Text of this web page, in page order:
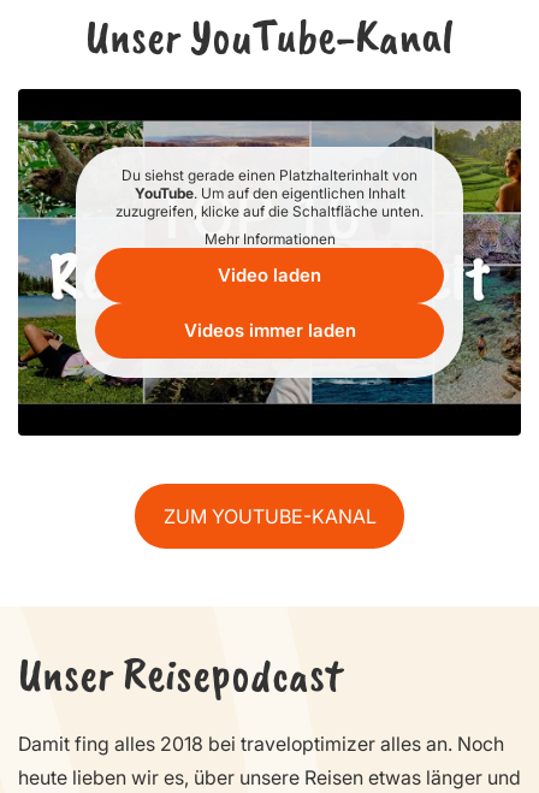
Unser YouTube-Kanal
Du siehst gerade einen Platzhalterinhalt von
YouTube. Um auf den eigentlichen Inhalt
zuzugreifen, klicke auf die Schaltfläche unten.
Mehr Informationen
Video laden
Videos immer laden
ZUM YOUTUBE-KANAL
Unser Reisepodcast
Damit fing alles 2018 bei traveloptimizer alles an. Noch
heute lieben wir es, über unsere Reisen etwas länger und